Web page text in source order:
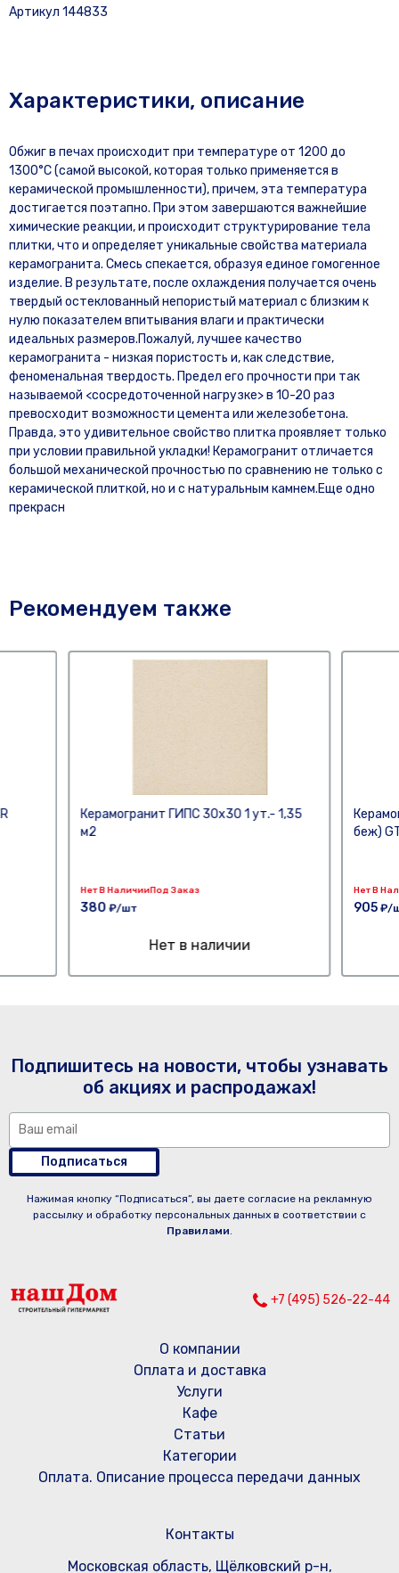
Артикул 144833
Характеристики, описание
Обжиг в печах происходит при температуре от 1200 до
1300°С (самой высокой, которая только применяется в
керамической промышленности), причем, эта температура
достигается поэтапно. При этом завершаются важнейшие
химические реакции, и происходит структурирование тела
плитки, что и определяет уникальные свойства материала
керамогранита. Смесь спекается, образуя единое гомогенное
изделие. В результате, после охлаждения получается очень
твердый остеклованный непористый материал с близким к
нулю показателем впитывания влаги и практически
идеальных размеров.Пожалуй, лучшее качество
керамогранита - низкая пористость и, как следствие,
феноменальная твердость. Предел его прочности при так
называемой <сосредоточенной нагрузке> в 10-20 раз
превосходит возможности цемента или железобетона.
Правда, это удивительное свойство плитка проявляет только
при условии правильной укладки! Керамогранит отличается
большой механической прочностью по сравнению не только с
керамической плиткой, но и с натуральным камнем.Еще одно
прекрасн
Рекомендуем также
Керамогранит ГИПС 30х30 1 ут.- 1,35
м2
Нет В НаличииПод Заказ
380 ₽/шт
Нет в наличии
беж)
Нет В
905 ₽/
Подпишитесь на новости, чтобы узнавать
об акциях и распродажах!
Подписаться
Нажимая кнопку “Подписаться”, вы даете согласие на рекламную
рассылку и обработку персональных данных в соответствии с
Правилами.
+7 (495) 526-22-44
О компании
Оплата и доставка
Услуги
Кафе
Статьи
Категории
Оплата. Описание процесса передачи данных
Контакты
Московская область, Щёлковский р-н,